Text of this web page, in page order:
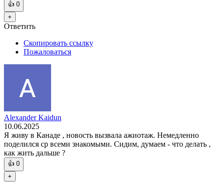
👍 0
+
Ответить
Скопировать ссылку
Пожаловаться
Alexander Kaidun
10.06.2025
Я живу в Канаде , новость вызвала ажиотаж. Немедленно
поделился ср всеми знакомыми. Сидим, думаем - что делать ,
как жить дальше ?
👍 0
+